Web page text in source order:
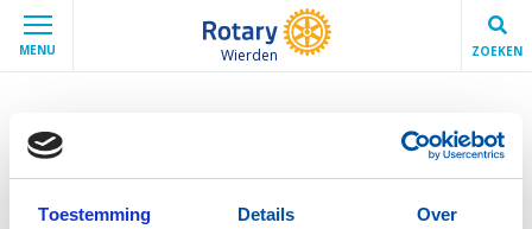
Toestemming Details Over
MENU Wierden ZOEKEN
Dining, georganiseerd door Rotary Wierden. Een